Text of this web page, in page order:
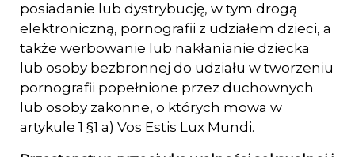
posiadanie lub dystrybucję, w tym drogą
elektroniczną, pornografii z udziałem dzieci, a
także werbowanie lub nakłanianie dziecka
lub osoby bezbron­nej do udziału w tworzeniu
pornografii popełnione przez duchownych
lub osoby zakonne, o których mowa w
artykule 1 §1 a) Vos Estis Lux Mundi.